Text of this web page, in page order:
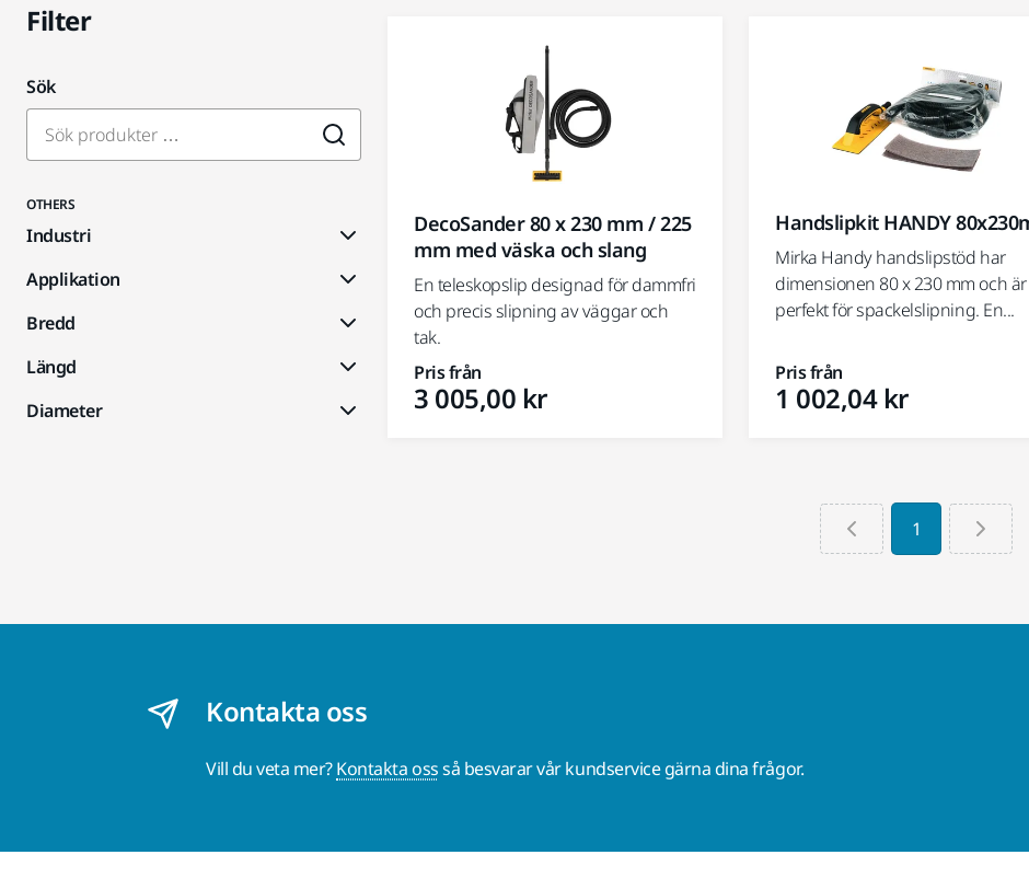
Filter
Sök
OTHERS
Industri
Applikation
Bredd
Längd
Diameter
DecoSander 80 x 230 mm / 225
mm med väska och slang
En teleskopslip designad för dammfri
och precis slipning av väggar och
tak.
Pris från
3 005,00 kr
Handslipkit HANDY
Mirka Handy handslipstöd har
dimensionen 80 x 230 mm och är
perfekt för spackelslipning. En...
Pris från
1 002,04 kr
1
Kontakta oss
Vill du veta mer?Kontakta ossså besvarar vår kundservice gärna dina frågor.